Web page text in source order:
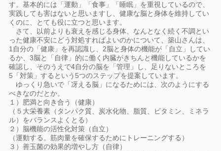
す。基本的には「運動」「食事」「睡眠」を重視しているので、
実践しても害はないと思いますし、健康な脳と身体を維持してい
くのに、とても役に立つと思います。
さて、以前よりも衰えを感じる身体、なんとなく続く不調とい
った健康不安にどう対処すればよいのかについて、築山さんは、
1自分の「健康」を再認識し、2脳と身体の機能が「自立」してい
るか、3脳と「自律」的に働く内臓がきちんと機能しているかを
確認し、そのうえで4自分の脳を「管理」し、足りないところを
5「対策」するという5つのステップを提案しています。
ゆっくり急いで「冴える脳」になるためには、次のようにする
べきなのだとか。
１）肥満と向き合う（健康）
（５大栄養素（タンパク質、炭水化物、脂質、ビタミン、ミネラ
ル）をバランスよくとる）
２）脳機能の活性化対策（自立）
（運動する。筋肉量を確保するためにトレーニングする）
３）善玉菌の効果的増やし方（自律）